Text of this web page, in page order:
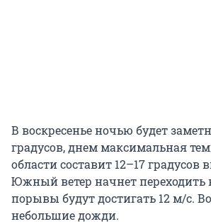
В воскресенье ночью будет
градусов, днем максимальная
области составит 12–17 градусов
Южный ветер начнет переходить
порывы будут достигать 12 м/с.
небольшие дожди.